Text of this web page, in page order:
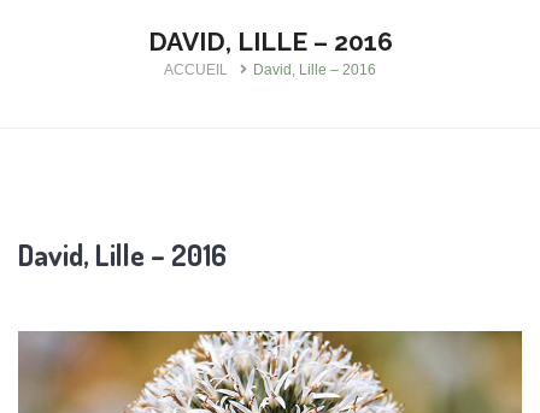
DAVID, LILLE – 2016
ACCUEIL David, Lille – 2016
David, Lille – 2016